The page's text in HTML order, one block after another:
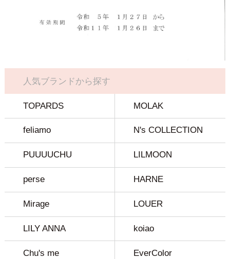
人気ブランドから探す
TOPARDS MOLAK
feliamo N's COLLECTION
PUUUUCHU LILMOON
perse HARNE
Mirage LOUER
LILY ANNA koiao
Chu's me EverColor